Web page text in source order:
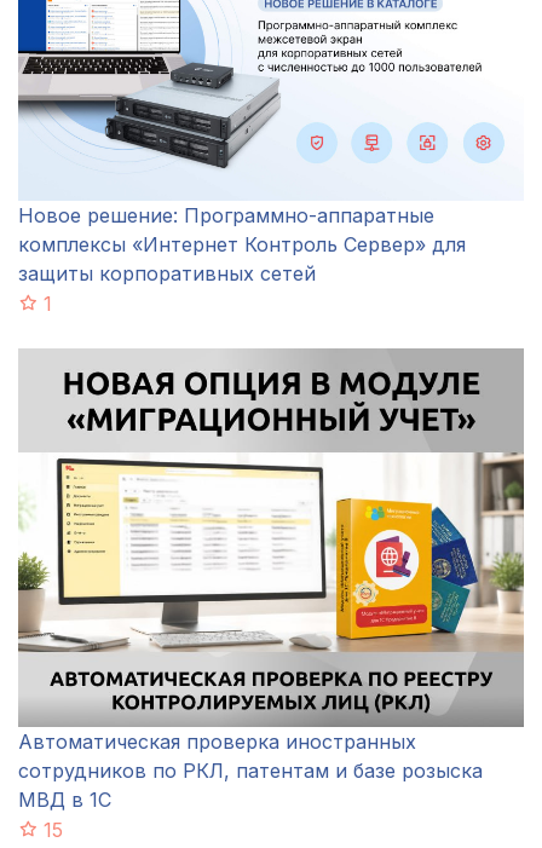
Новое решение: Программно-аппаратные
комплексы «Интернет Контроль Сервер» для
защиты корпоративных сетей
1
Автоматическая проверка иностранных
сотрудников по РКЛ, патентам и базе розыска
МВД в 1С
15